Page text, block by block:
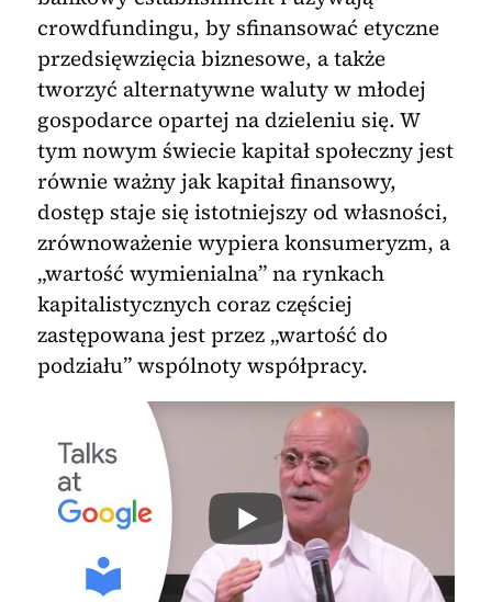
crowdfundingu, by sfinansować etyczne
przedsięwzięcia biznesowe, a także
tworzyć alternatywne waluty w młodej
gospodarce opartej na dzieleniu się. W
tym nowym świecie kapitał społeczny jest
równie ważny jak kapitał finansowy,
dostęp staje się istotniejszy od własności,
zrównoważenie wypiera konsumeryzm, a
„wartość wymienialna” na rynkach
kapitalistycznych coraz częściej
zastępowana jest przez „wartość do
podziału” wspólnoty współpracy.